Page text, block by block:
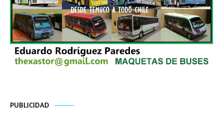
PUBLICIDAD